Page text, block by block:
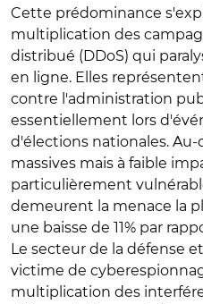
Cette prédominance
multiplication des
distribué (DDoS) qui
en ligne. Elles
contre l'administration
essentiellement lors
d'élections nationales.
massives mais à faible
particulièrement
demeurent la menace la
une baisse de 11% par
Le secteur de la défense
victime de
multiplication des